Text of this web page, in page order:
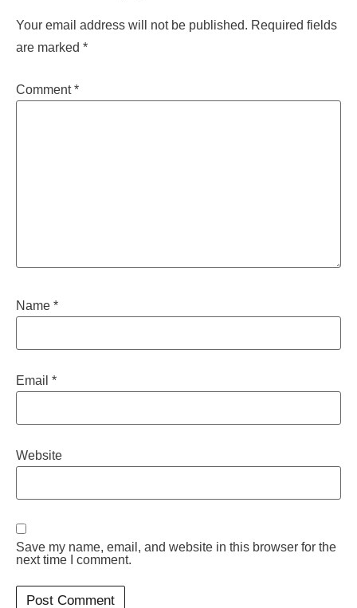
Your email address will not be published. Required fields
are marked *
Comment*
Name *
Email *
Website
Save my name, email, and website in this browser for the
next time I comment.